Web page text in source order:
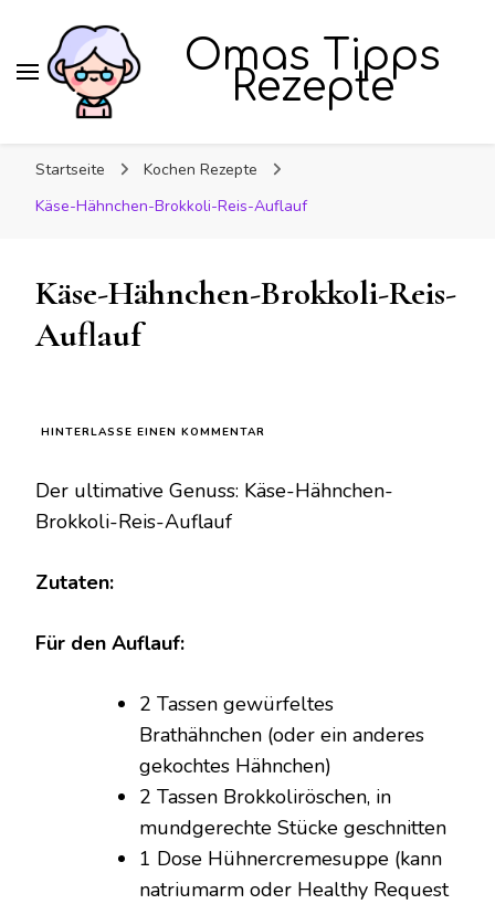
Omas Tipps
Rezepte
Startseite
Kochen Rezepte
Käse-Hähnchen-Brokkoli-Reis-Auflauf
Käse-Hähnchen-Brokkoli-Reis-
Auflauf
HINTERLASSE EINEN KOMMENTAR
BROKKOLI-
Der ultimative Genuss: Käse-Hähnchen-
Brokkoli-Reis-Auflauf
Zutaten:
Für den Auflauf:
2 Tassen gewürfeltes
Brathähnchen (oder ein anderes
gekochtes Hähnchen)
2 Tassen Brokkoliröschen, in
mundgerechte Stücke geschnitten
1 Dose Hühnercremesuppe (kann
natriumarm oder Healthy Request